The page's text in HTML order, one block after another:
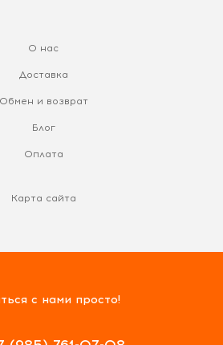
О нас
Доставка
Обмен и возврат
Блог
Оплата
Карта сайта
с нами просто!